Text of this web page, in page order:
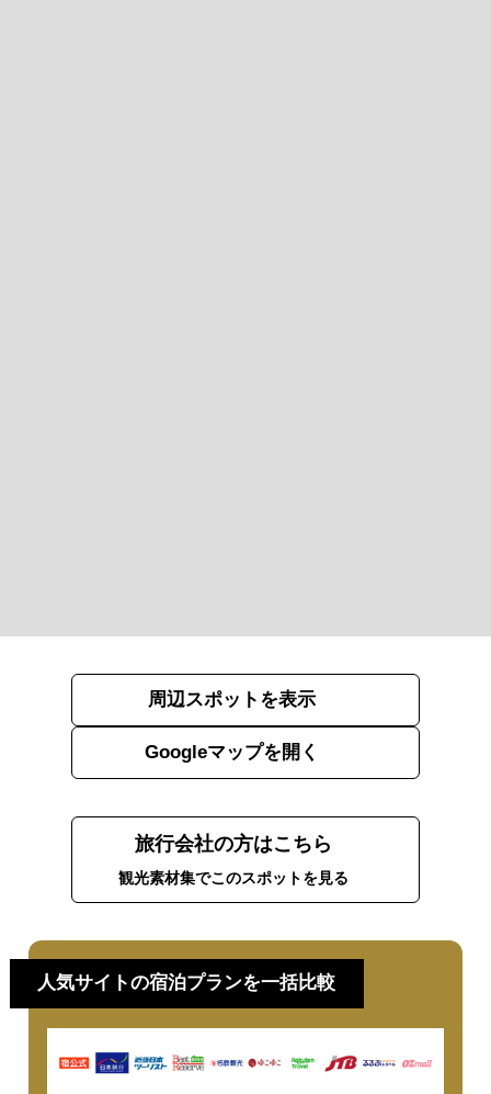
周辺スポットを表示
Googleマップを開く
旅行会社の方はこちら
観光素材集でこのスポットを見る
人気サイトの宿泊プランを一括比較